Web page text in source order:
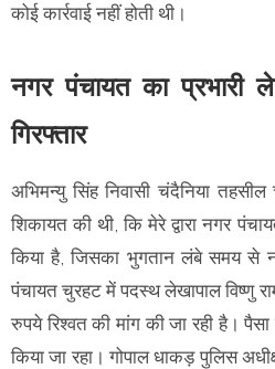
कोई कार्रवाई नहीं होती थी।
नगर पंचायत का प्रभारी
गिरफ्तार
अभिमन्यु सिंह निवासी चंदैनिया
शिकायत की थी, कि मेरे द्वारा नगर
किया है, जिसका भुगतान लंबे समय से
पंचायत चुरहट में पदस्थ लेखापाल विष्णु
रुपये रिश्वत की मांग की जा रही है।
किया जा रहा। गोपाल धाकड़ पुलिस